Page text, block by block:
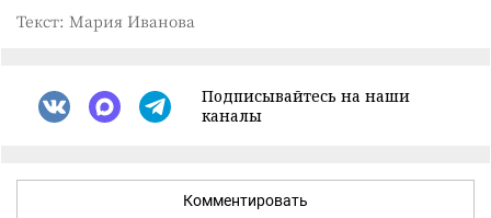
Текст: Мария Иванова
Подписывайтесь на наши
каналы
Комментировать